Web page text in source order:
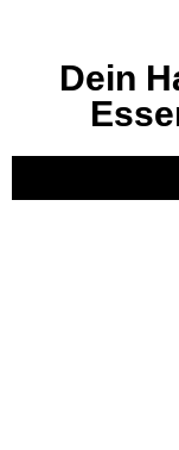
Dein